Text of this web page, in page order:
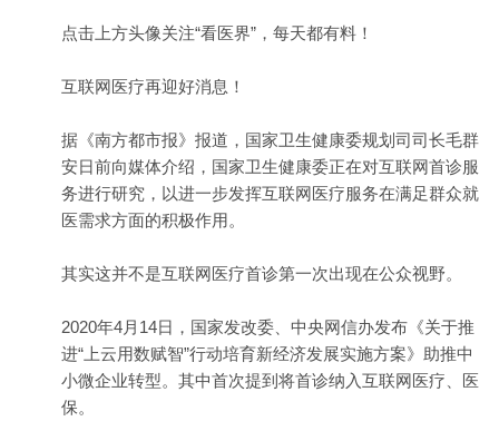
点击上方头像关注“看医界”，每天都有料！
互联网医疗再迎好消息！
据《南方都市报》报道，国家卫生健康委规划司司长毛群
安日前向媒体介绍，国家卫生健康委正在对互联网首诊服
务进行研究，以进一步发挥互联网医疗服务在满足群众就
医需求方面的积极作用。
其实这并不是互联网医疗首诊第一次出现在公众视野。
2020年4月14日，国家发改委、中央网信办发布《关于推
进“上云用数赋智”行动培育新经济发展实施方案》助推中
小微企业转型。其中首次提到将首诊纳入互联网医疗、 医
保。